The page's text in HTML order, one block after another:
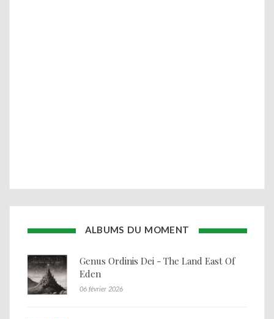
ALBUMS DU MOMENT
Genus Ordinis Dei - The Land East Of
Eden
06 février 2026